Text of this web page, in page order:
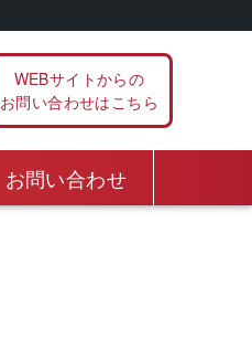
WEBサイトからの
お問い合わせはこちら
お問い合わせ